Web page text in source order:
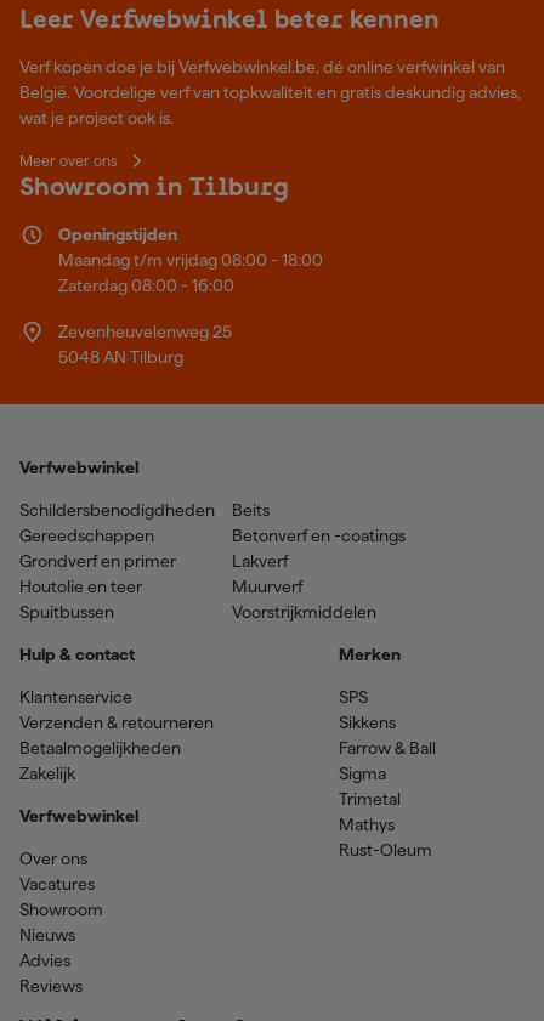
Leer Verfwebwinkel beter kennen
Verf kopen doe je bij Verfwebwinkel.be, dé online verfwinkel van
België. Voordelige verf van topkwaliteit en gratis deskundig advies,
wat je project ook is.
Meer over ons
Showroom in Tilburg
Openingstijden
Maandag t/m vrijdag 08:00 - 18:00
Zaterdag 08:00 - 16:00
Zevenheuvelenweg 25
5048 AN Tilburg
Verfwebwinkel
Schildersbenodigdheden
Gereedschappen
Grondverf en primer
Houtolie en teer
Spuitbussen
Beits
Betonverf en -coatings
Lakverf
Muurverf
Voorstrijkmiddelen
Hulp & contact
Klantenservice
Verzenden & retourneren
Betaalmogelijkheden
Zakelijk
Verfwebwinkel
Over ons
Vacatures
Showroom
Nieuws
Advies
Reviews
Merken
SPS
Sikkens
Farrow & Ball
Sigma
Trimetal
Mathys
Rust-Oleum